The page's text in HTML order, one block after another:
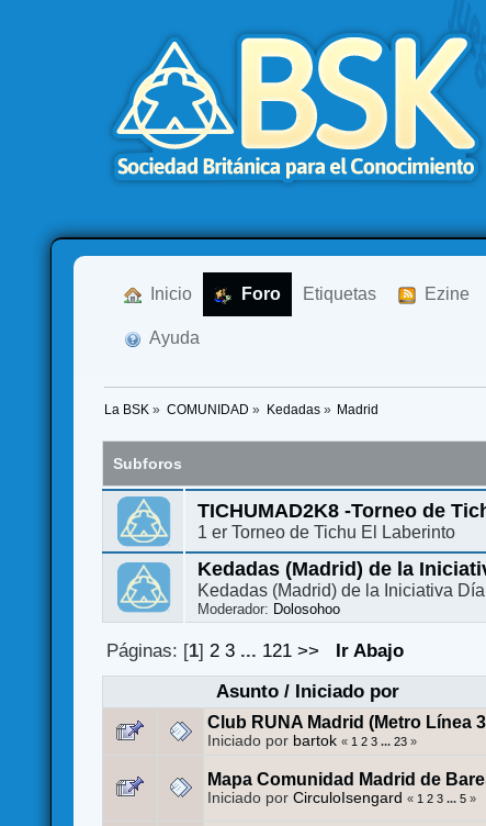
Inicio Foro Etiquetas Ezine
Ayuda
La BSK » COMUNIDAD » Kedadas» Madrid
Subforos
TICHUMAD2K8 -Torneo de
1 er Torneo de Tichu El Laberinto
Kedadas (Madrid) de la
Kedadas (Madrid) de la Iniciativa
Moderador: Dolosohoo
Páginas: [1] 2 3 ... 121 >>
Ir Abajo
Asunto/ Iniciado por
Club RUNA Madrid (Metro Línea
Iniciado por bartok « 1 2 3 ...23 »
Mapa Comunidad Madrid de
Iniciado porCirculoIsengard « 1 2 3 ...5 »